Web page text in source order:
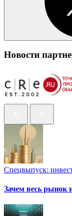
Новости
Спецвыпуск:
Зачем весь рынок